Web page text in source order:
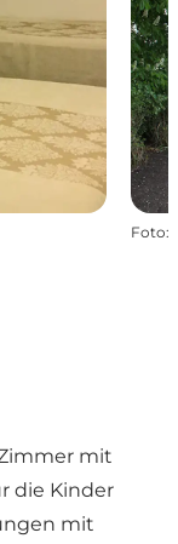
Foto:
mit
die Kinder
mit